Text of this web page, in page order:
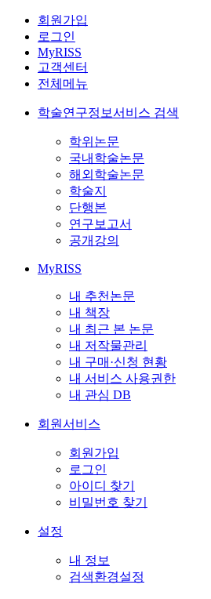
회원가입
로그인
MyRISS
고객센터
전체메뉴
학술연구정보서비스 검색
학위논문
국내학술논문
해외학술논문
학술지
단행본
연구보고서
공개강의
MyRISS
내 추천논문
내 책장
내 최근 본 논문
내 저작물관리
내 구매·신청 현황
내 서비스 사용권한
내 관심 DB
회원서비스
회원가입
로그인
아이디 찾기
비밀번호 찾기
설정
내 정보
검색환경설정